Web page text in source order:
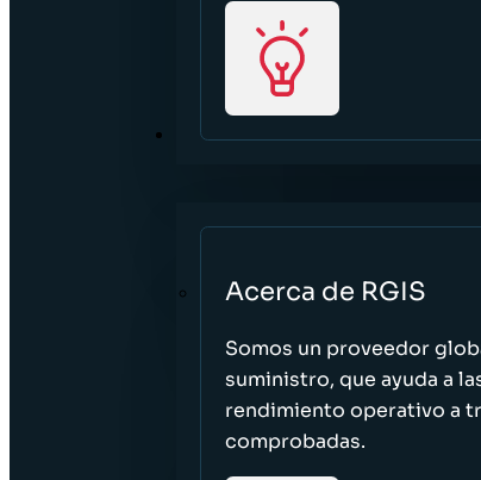
ACERCA DE
Acerca de RGIS
Somos un proveedor
suministro, que ayuda a
rendimiento operativo a
comprobadas.